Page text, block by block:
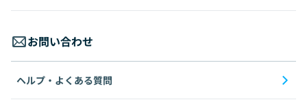
お問い合わせ
ヘルプ・よくある質問